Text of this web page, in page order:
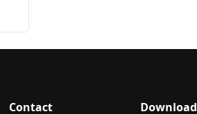
Contact Download